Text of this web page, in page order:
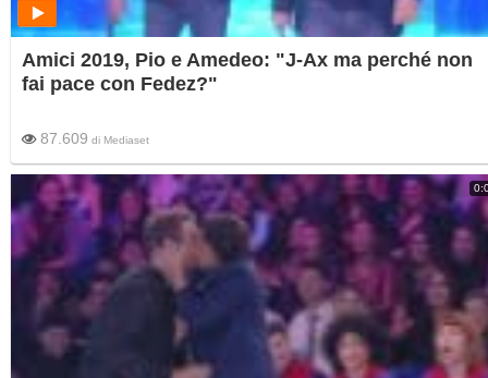
Amici 2019, Pio e Amedeo: "J-Ax ma perché non
fai pace con Fedez?"
87.609 di Mediaset